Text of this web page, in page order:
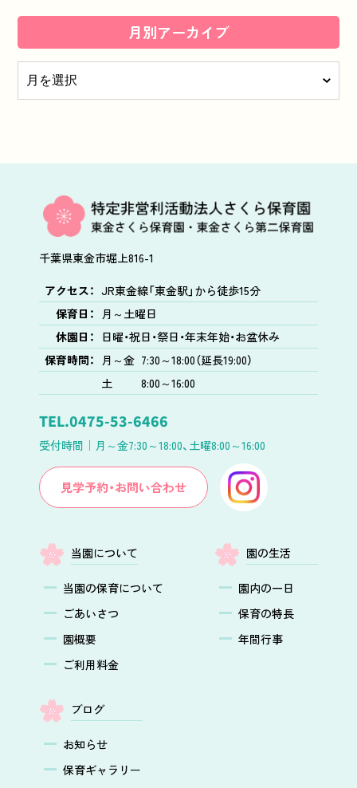
月別アーカイブ
千葉県東金市堀上816-1
アクセス： JR東金線「東金駅」から徒歩15分
保育日： 月～土曜日
休園日： 日曜・祝日・祭日・年末年始・お盆休み
保育時間： 月～金 7:30～18:00（延長19:00）
土
8:00～16:00
TEL.0475-53-6466
受付時間｜ 月～金7:30～18:00、土曜8:00～16:00
見学予約・お問い合わせ
当園について
当園の保育について
ごあいさつ
園概要
ご利用料金
園の生活
園内の一日
保育の特長
年間行事
ブログ
お知らせ
保育ギャラリー